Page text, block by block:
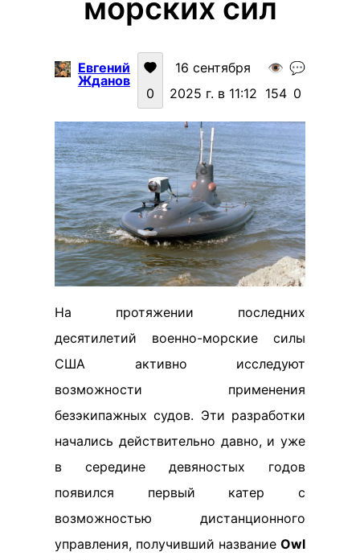
морских сил
Евгений
Жданов
0
16 сентября
2025 г. в 11:12
👁️
154
💬
0
На протяжении последних
десятилетий военно-морские силы
США активно исследуют
возможности применения
безэкипажных судов. Эти разработки
начались действительно давно, и уже
в середине девяностых годов
появился первый катер с
возможностью дистанционного
управления, получивший название Owl